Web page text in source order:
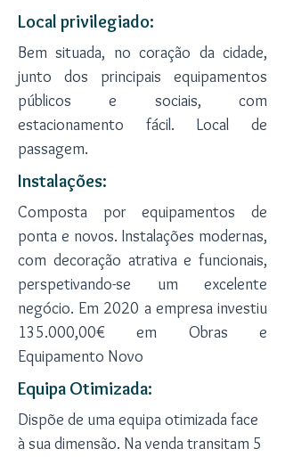
Local privilegiado:
Bem situada, no coração da cidade,
junto dos principais equipamentos
públicos e sociais, com
estacionamento fácil. Local de
passagem.
Instalações:
Composta por equipamentos de
ponta e novos. Instalações modernas,
com decoração atrativa e funcionais,
perspetivando-se um excelente
negócio. Em 2020 a empresa investiu
135.000,00€ em Obras e
Equipamento Novo
Equipa Otimizada:
Dispõe de uma equipa otimizada face
à sua dimensão. Na venda transitam 5